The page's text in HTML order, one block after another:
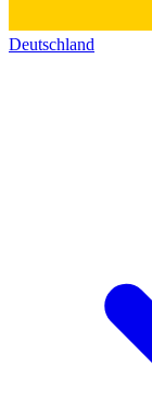
Deutschland